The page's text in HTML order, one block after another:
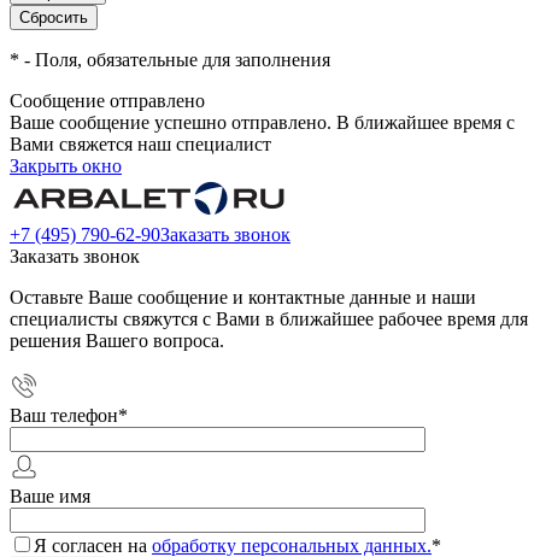
* - Поля, обязательные для заполнения
Сообщение отправлено
Ваше сообщение успешно отправлено. В ближайшее время с
Вами свяжется наш специалист
Закрыть окно
+7 (495) 790-62-90Заказать звонок
Заказать звонок
Оставьте Ваше сообщение и контактные данные и наши
специалисты свяжутся с Вами в ближайшее рабочее время для
решения Вашего вопроса.
Ваш телефон*
Ваше имя
Я согласен на обработку персональных данных.*